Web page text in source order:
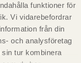
funktioner för
Vi vidarebefordrar
från din
och analysföretag
tur kombinera